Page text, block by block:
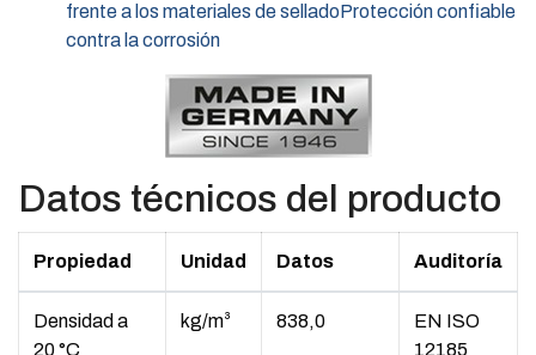
frente a los materiales de selladoProtección confiable
contra la corrosión
Datos técnicos del producto
Propiedad Unidad Datos Auditoría
Densidad a
20 °C
kg/m³ 838,0
EN ISO
12185